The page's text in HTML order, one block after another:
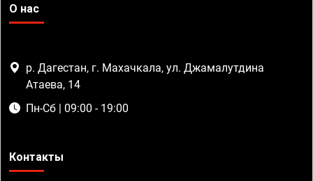
О нас
р. Дагестан, г. Махачкала, ул. Джамалутдина
Атаева, 14
Пн-Сб | 09:00 - 19:00
Контакты